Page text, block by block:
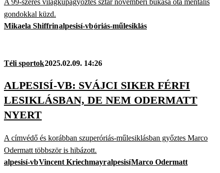
A 99-szeres világkupagyőztes sztár novemberi bukása óta mentális
gondokkal küzd.
Mikaela Shiffrinalpesisí-vbóriás-műlesiklás
Téli sportok2025.02.09. 14:26
ALPESISÍ-VB: SVÁJCI SIKER FÉRFI
LESIKLÁSBAN, DE NEM ODERMATT
NYERT
A címvédő és korábban szuperóriás-műlesiklásban győztes Marco
Odermatt többször is hibázott.
alpesisí-vbVincent KriechmayralpesisíMarco Odermatt